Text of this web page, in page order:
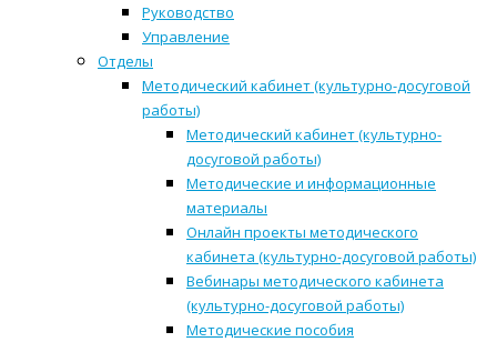
Руководство
Управление
Отделы
Методический кабинет (культурно-досуговой
работы)
Методический кабинет (культурно-
досуговой работы)
Методические и информационные
материалы
Онлайн проекты методического
кабинета (культурно-досуговой работы)
Вебинары методического кабинета
(культурно-досуговой работы)
Методические пособия